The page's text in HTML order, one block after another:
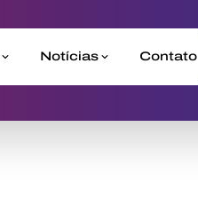
Notícias Contato